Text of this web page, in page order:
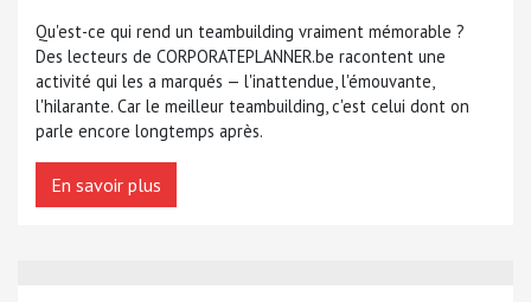
Qu'est-ce qui rend un teambuilding vraiment mémorable ?
Des lecteurs de CORPORATEPLANNER.be racontent une
activité qui les a marqués — l'inattendue, l'émouvante,
l'hilarante. Car le meilleur teambuilding, c'est celui dont on
parle encore longtemps après.
En savoir plus